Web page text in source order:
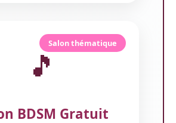
Salon thématique
🎵
BDSM Gratuit